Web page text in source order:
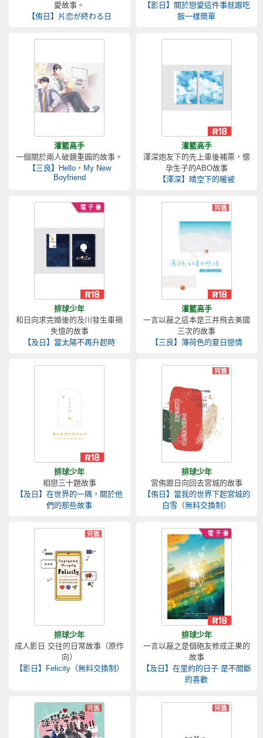
愛故事。
【侑日】片恋が終わる日
【影日】關於戀愛這件事就跟吃
飯一樣簡單
灌籃高手
一個關於兩人破鏡重圓的故事。
【三良】Hello，My New
Boyfriend
灌籃高手
澤深炮友下的先上車後補票，懷
孕生子的ABO故事
【澤深】晴空下的暖被
排球少年
和日向求完婚後的及川發生車禍
失憶的故事
【及日】當太陽不再升起時
灌籃高手
一言以蔽之這本是三井飛去美國
三次的故事
【三良】薄荷色的夏日戀情
排球少年
相戀三十題故事
【及日】在世界的一隅，關於他
們的那些故事
排球少年
宮侑跟日向回去宮城的故事
【侑日】當我的世界下起宮城的
白雪（無料交換制）
排球少年
成人影日 交往的日常故事（原作
向）
【影日】Felicity（無料交換制）
排球少年
一言以蔽之是個砲友修成正果的
故事
【及日】在里約的日子 是不間斷
的喜歡